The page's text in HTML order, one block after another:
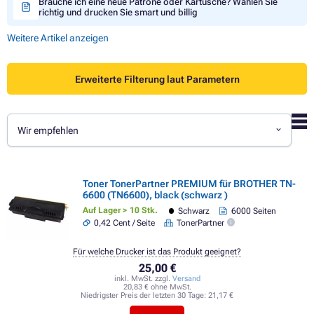
richtig und drucken Sie smart und billig
Weitere Artikel anzeigen
Erweiterte Filterung laut Parametern
Wir empfehlen
Toner TonerPartner PREMIUM für BROTHER TN-
6600 (TN6600), black (schwarz )
Auf Lager > 10 Stk. Schwarz
6000 Seiten
0,42 Cent / Seite
TonerPartner
25,00 €
inkl. MwSt. zzgl. Versand
20,83 € ohne MwSt.
Niedrigster Preis der letzten 30 Tage: 21,17 €
Für welche Drucker ist das Produkt geeignet?